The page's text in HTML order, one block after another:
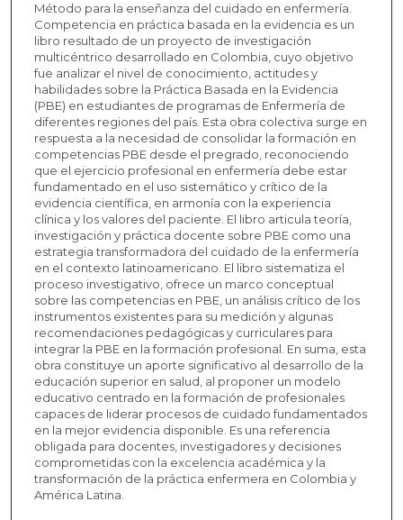
Método para la enseñanza del cuidado en enfermería.
Competencia en práctica basada en la evidencia es un
libro resultado de un proyecto de investigación
multicéntrico desarrollado en Colombia, cuyo objetivo
fue analizar el nivel de conocimiento, actitudes y
habilidades sobre la Práctica Basada en la Evidencia
(PBE) en estudiantes de programas de Enfermería de
diferentes regiones del país. Esta obra colectiva surge en
respuesta a la necesidad de consolidar la formación en
competencias PBE desde el pregrado, reconociendo
que el ejercicio profesional en enfermería debe estar
fundamentado en el uso sistemático y crítico de la
evidencia científica, en armonía con la experiencia
clínica y los valores del paciente. El libro articula teoría,
investigación y práctica docente sobre PBE como una
estrategia transformadora del cuidado de la enfermería
en el contexto latinoamericano. El libro sistematiza el
proceso investigativo, ofrece un marco conceptual
sobre las competencias en PBE, un análisis crítico de los
instrumentos existentes para su medición y algunas
recomendaciones pedagógicas y curriculares para
integrar la PBE en la formación profesional. En suma, esta
obra constituye un aporte significativo al desarrollo de la
educación superior en salud, al proponer un modelo
educativo centrado en la formación de profesionales
capaces de liderar procesos de cuidado fundamentados
en la mejor evidencia disponible. Es una referencia
obligada para docentes, investigadores y decisiones
comprometidas con la excelencia académica y la
transformación de la práctica enfermera en Colombia y
América Latina.